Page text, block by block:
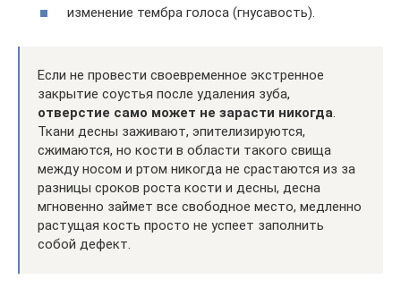
изменение тембра голоса (гнусавость).
Если не провести своевременное экстренное
закрытие соустья после удаления зуба,
отверстие само может не зарасти никогда.
Ткани десны заживают, эпителизируются,
сжимаются, но кости в области такого свища
между носом и ртом никогда не срастаются из за
разницы сроков роста кости и десны, десна
мгновенно займет все свободное место, медленно
растущая кость просто не успеет заполнить
собой дефект.